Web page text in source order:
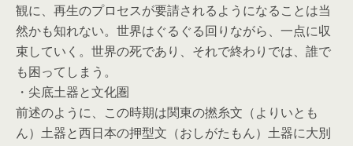
観に、再生のプロセスが要請されるようになることは当
然かも知れない。世界はぐるぐる回りながら、一点に収
束していく。世界の死であり、それで終わりでは、誰で
も困ってしまう。
・尖底土器と文化圏
前述のように、この時期は関東の撚糸文（よりいとも
ん）土器と西日本の押型文（おしがたもん）土器に大別